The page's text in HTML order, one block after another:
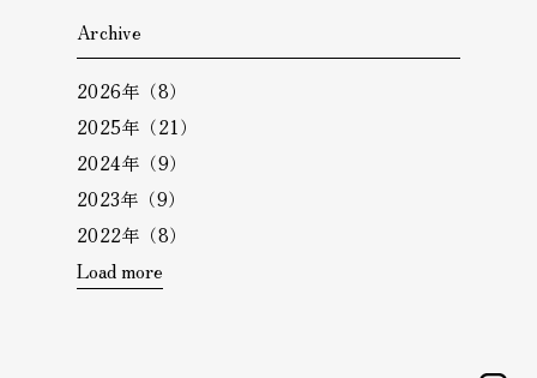
Archive
2026年（8）
2025年（21）
2024年（9）
2023年（9）
2022年（8）
Load more